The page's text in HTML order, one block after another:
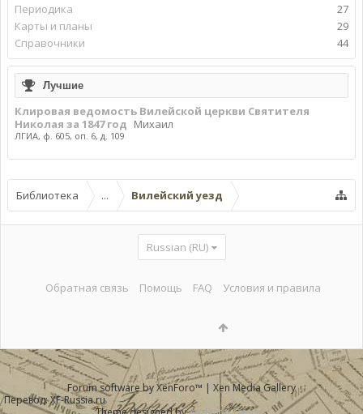
Периодика
27
Карты и планы
29
Справочники
44
Лучшие
Клировая ведомость Вилейской церкви Святителя
Николая за 1847 год Михаил
ЛГИА, ф. 605, оп. 6, д. 109
Библиотека ... Вилейский уезд
Russian (RU)
Обратная связь Помощь FAQ Условия и правила
Forum software by XenForo™ | Xen Media Gallery
Перевод:XF-Russia.ru